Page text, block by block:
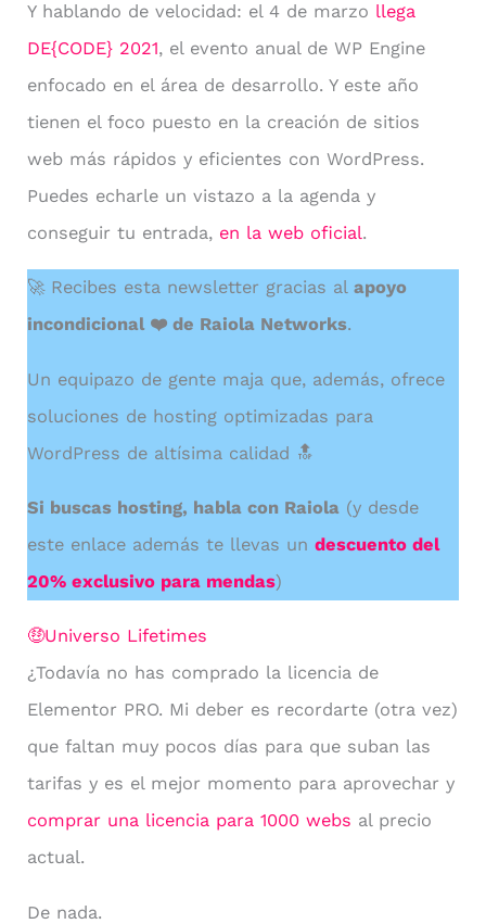
Y hablando de velocidad: el 4 de marzo llega
DE{CODE} 2021, el evento anual de WP Engine
enfocado en el área de desarrollo. Y este año
tienen el foco puesto en la creación de sitios
web más rápidos y eficientes con WordPress.
Puedes echarle un vistazo a la agenda y
conseguir tu entrada, en la web oficial.
🚀 Recibes esta newsletter gracias al apoyo
incondicional ❤️ de Raiola Networks.
Un equipazo de gente maja que, además, ofrece
soluciones de hosting optimizadas para
WordPress de altísima calidad 🔝
Si buscas hosting, habla con Raiola (y desde
este enlace además te llevas un descuento del
20% exclusivo para mendas)
🤑Universo Lifetimes
¿Todavía no has comprado la licencia de
Elementor PRO. Mi deber es recordarte (otra vez)
que faltan muy pocos días para que suban las
tarifas y es el mejor momento para aprovechar y
comprar una licencia para 1000 webs al precio
actual.
De nada.